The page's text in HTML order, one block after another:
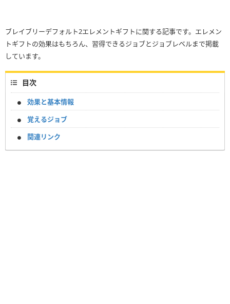
ブレイブリーデフォルト2エレメントギフトに関する記事です。エレメン
トギフトの効果はもちろん、習得できるジョブとジョブレベルまで掲載
しています。
目次
効果と基本情報
覚えるジョブ
関連リンク